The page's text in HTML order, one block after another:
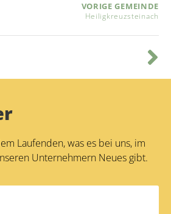
VORIGE GEMEINDE
Heiligkreuzsteinach
Laufenden, was es bei uns, im
Unternehmern Neues gibt.